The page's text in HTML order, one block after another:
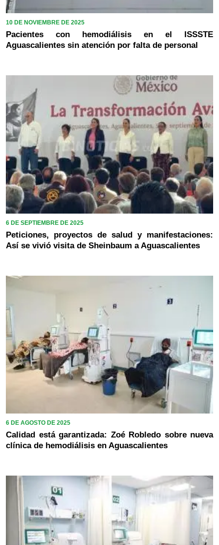
10 DE NOVIEMBRE DE 2025
Pacientes con hemodiálisis en el ISSSTE
Aguascalientes sin atención por falta de personal
6 DE SEPTIEMBRE DE 2025
Peticiones, proyectos de salud y manifestaciones:
Así se vivió visita de Sheinbaum a Aguascalientes
6 DE AGOSTO DE 2025
Calidad está garantizada: Zoé Robledo sobre nueva
clínica de hemodiálisis en Aguascalientes